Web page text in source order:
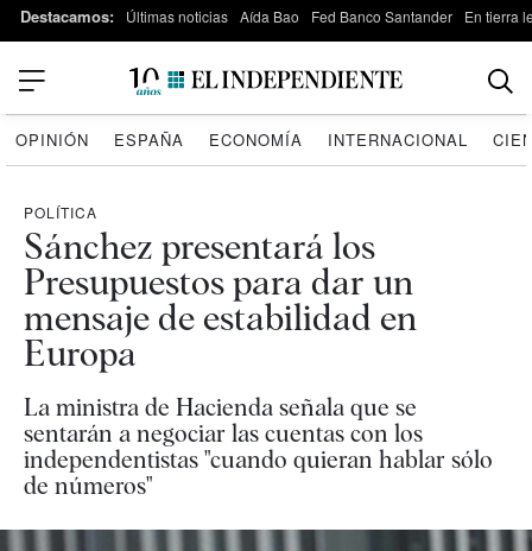
Destacamos: Últimas noticias Aída Bao Fed Banco Santander En tierra
OPINIÓN ESPAÑA ECONOMÍA INTERNACIONAL
POLÍTICA
Sánchez presentará los
Presupuestos para dar un
mensaje de estabilidad en
Europa
La ministra de Hacienda señala que se
sentarán a negociar las cuentas con los
independentistas "cuando quieran hablar sólo
de números"